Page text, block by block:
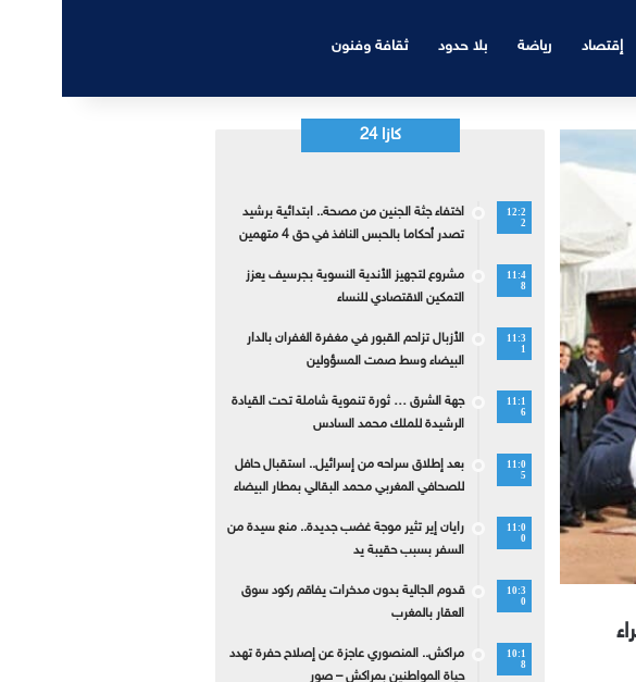
إقتصاد رياضة بلا حدود ثقافة وفنون
كازا 24
12:2
2
اختفاء جثة الجنين من مصحة.. ابتدائية برشيد
تصدر أحكاما بالحبس النافذ في حق 4 متهمين
11:4
8
مشروع لتجهيز الأندية النسوية بجرسيف يعزز
التمكين الاقتصادي للنساء
11:3
1
الأزبال تزاحم القبور في مغفرة الغفران بالدار
البيضاء وسط صمت المسؤولين
11:1
6
جهة الشرق … ثورة تنموية شاملة تحت القيادة
الرشيدة للملك محمد السادس
11:0
5
بعد إطلاق سراحه من إسرائيل.. استقبال حافل
للصحافي المغربي محمد البقالي بمطار البيضاء
11:0
0
رايان إير تثير موجة غضب جديدة.. منع سيدة من
السفر بسبب حقيبة يد
10:3
0
قدوم الجالية بدون مدخرات يفاقم ركود سوق
العقار بالمغرب
10:1
8
مراكش.. المنصوري عاجزة عن إصلاح حفرة تهدد
حياة المواطنين بمراكش – صور